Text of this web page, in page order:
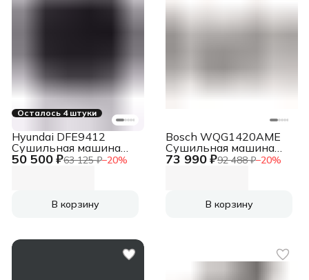
Осталось 4 штуки
50 500 ₽63 125 ₽−20%
Hyundai DFE9412
Сушильная машина
белый, 10 кг, сушка -
В корзину
73 990 ₽92 488 ₽−20%
Bosch WQG1420AME
Сушильная машина
белый, 9 кг, сушка -
В корзину